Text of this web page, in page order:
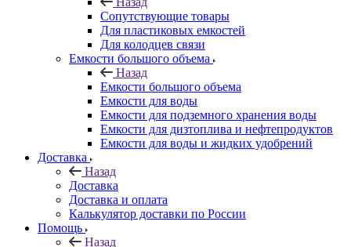
Сопутствующие товары
Для пластиковых емкостей
Для колодцев связи
Емкости большого объема
Назад
Емкости большого объема
Емкости для воды
Емкости для подземного хранения воды
Емкости для дизтоплива и нефтепродуктов
Емкости для воды и жидких удобрений
Доставка
Назад
Доставка
Доставка и оплата
Калькулятор доставки по России
Помощь
Назад